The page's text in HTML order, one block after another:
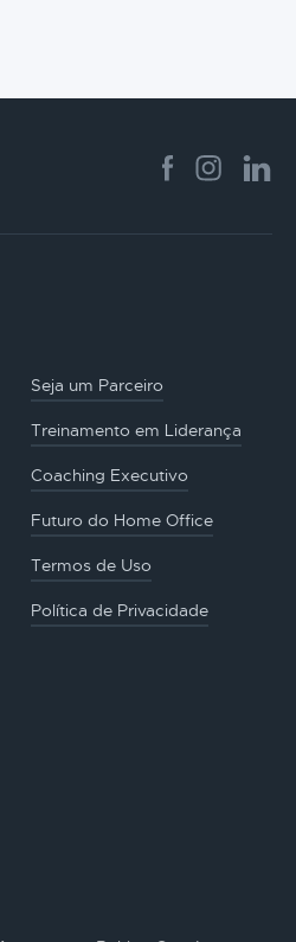
Seja um Parceiro
Treinamento em Liderança
Coaching Executivo
Futuro do Home Office
Termos de Uso
Política de Privacidade